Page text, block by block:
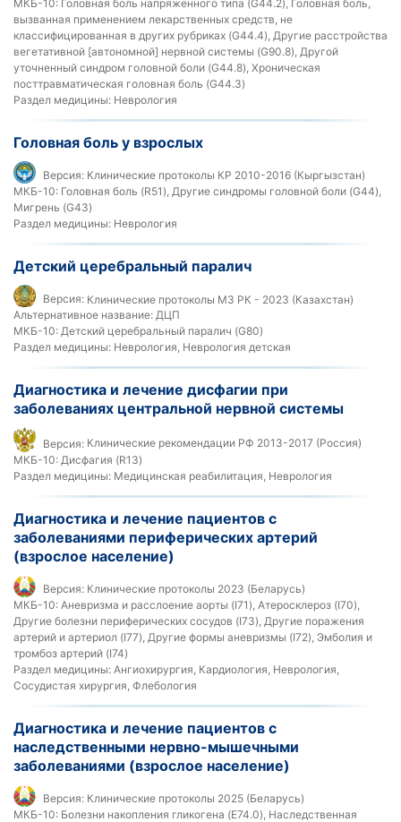
МКБ-10: Головная боль напряженного типа (G44.2), Головная боль,
вызванная применением лекарственных средств, не
классифицированная в других рубриках (G44.4), Другие расстройства
вегетативной [автономной] нервной системы (G90.8), Другой
уточненный синдром головной боли (G44.8), Хроническая
посттравматическая головная боль (G44.3)
Раздел медицины: Неврология
Головная боль у взрослых
Версия: Клинические протоколы КР 2010-2016 (Кыргызстан)
МКБ-10: Головная боль (R51), Другие синдромы головной боли (G44),
Мигрень (G43)
Раздел медицины: Неврология
Детский церебральный паралич
Версия: Клинические протоколы МЗ РК - 2023 (Казахстан)
Альтернативное название: ДЦП
МКБ-10: Детский церебральный паралич (G80)
Раздел медицины: Неврология, Неврология детская
Диагностика и лечение дисфагии при
заболеваниях центральной нервной системы
Версия: Клинические рекомендации РФ 2013-2017 (Россия)
МКБ-10: Дисфагия (R13)
Раздел медицины: Медицинская реабилитация, Неврология
Диагностика и лечение пациентов с
заболеваниями периферических артерий
(взрослое население)
Версия: Клинические протоколы 2023 (Беларусь)
МКБ-10: Аневризма и расслоение аорты (I71), Атеросклероз (I70),
Другие болезни периферических сосудов (I73), Другие поражения
артерий и артериол (I77), Другие формы аневризмы (I72), Эмболия и
тромбоз артерий (I74)
Раздел медицины: Ангиохирургия, Кардиология, Неврология,
Сосудистая хирургия, Флебология
Диагностика и лечение пациентов с
наследственными нервно-мышечными
заболеваниями (взрослое население)
Версия: Клинические протоколы 2025 (Беларусь)
МКБ-10: Болезни накопления гликогена (E74.0), Наследственная